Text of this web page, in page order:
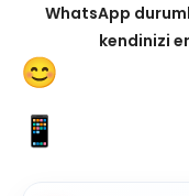
WhatsApp
kendinizi